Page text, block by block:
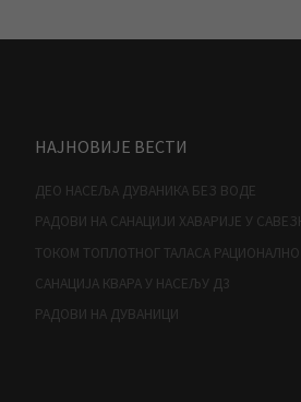
НАЈНОВИЈЕ ВЕСТИ
ДЕО НАСЕЉА ДУВАНИКА БЕЗ ВОДЕ
РАДОВИ НА САНАЦИЈИ ХАВАРИЈЕ У
ТОКОМ ТОПЛОТНОГ ТАЛАСА
САНАЦИЈА КВАРА У НАСЕЉУ Д3
РАДОВИ НА ДУВАНИЦИ